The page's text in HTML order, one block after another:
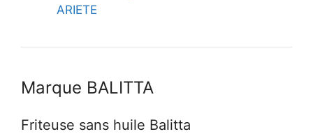
ARIETE
Marque BALITTA
Friteuse sans huile Balitta